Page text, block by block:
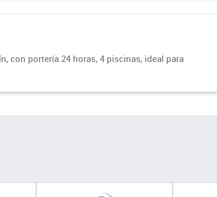
con portería 24 horas, 4 piscinas, ideal para